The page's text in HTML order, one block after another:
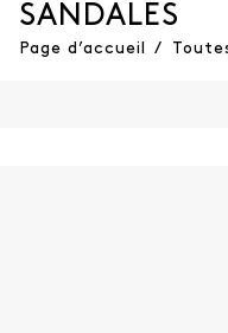
SANDALES
Page d’accueil /